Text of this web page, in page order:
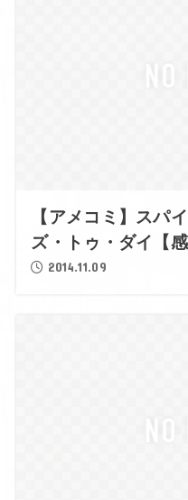
【アメコミ】スパ
ズ・トゥ・ダイ【感
2014.11.09